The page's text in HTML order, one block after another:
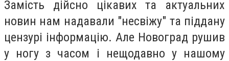
Замість дійсно цікавих та актуальних
новин нам надавали "несвіжу" та піддану
цензурі інформацію. Але Новоград рушив
у ногу з часом і нещодавно у нашому